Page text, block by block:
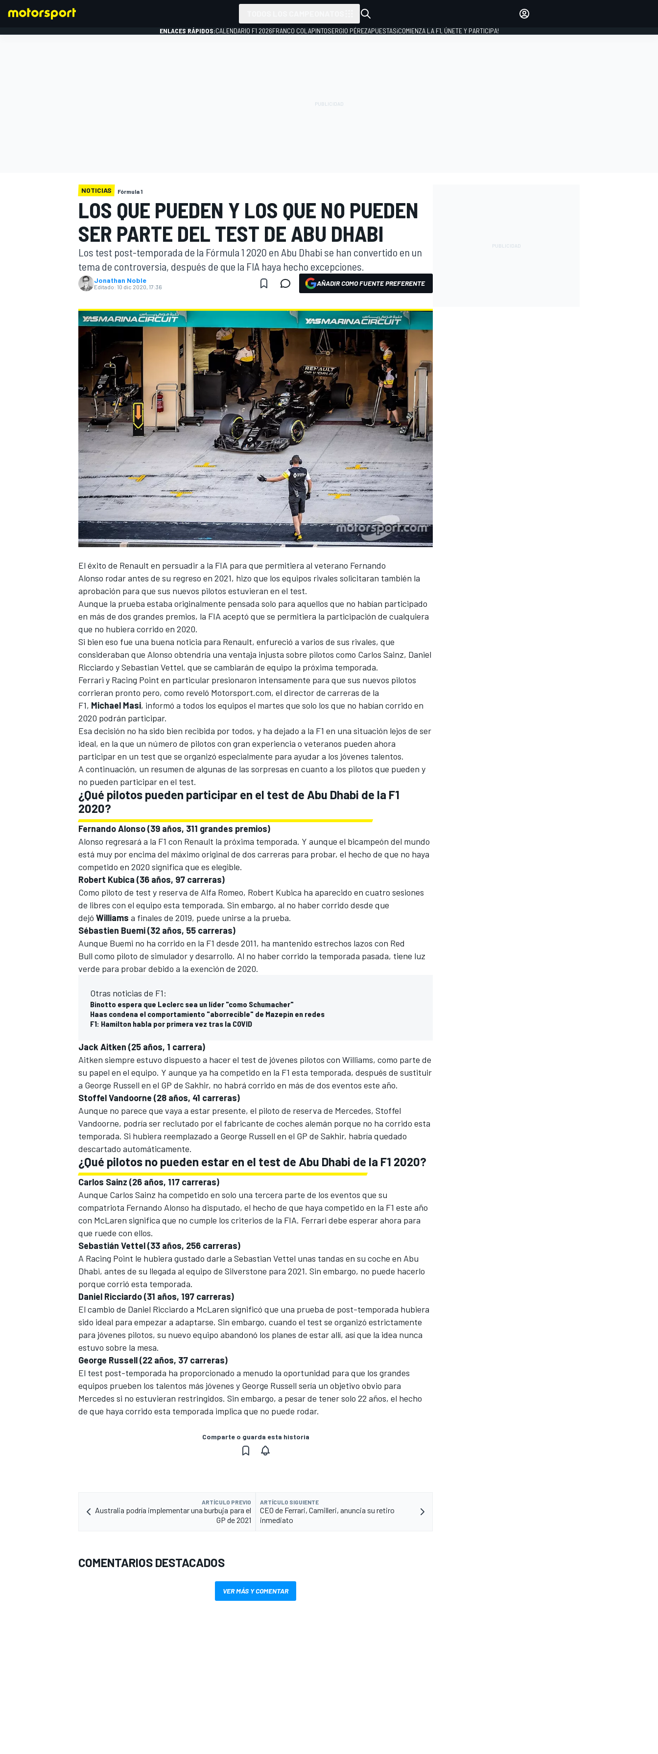
INDYCAR
MOTOGP
NASCAR CUP
FÓRMULA E
WRC
MÁS CATEGORÍAS
INICIAR SESIÓN
ENLACES RÁPIDOS:CALENDARIO F1 2026FRANCO COLAPINTOSERGIO PÉREZAPUESTAS¡COMIENZA LA F1, ÚNETE Y PARTICIPA!
NOTICIAS Fórmula 1
LOS QUE PUEDEN Y LOS QUE NO PUEDEN
SER PARTE DEL TEST DE ABU DHABI
Los test post-temporada de la Fórmula 1 2020 en Abu Dhabi se han convertido en un
tema de controversia, después de que la FIA haya hecho excepciones.
Jonathan Noble
Editado: 10 dic 2020, 17:36 AÑADIR COMO FUENTE PREFERENTE
El éxito de Renault en persuadir a la FIA para que permitiera al veterano Fernando
Alonso rodar antes de su regreso en 2021, hizo que los equipos rivales solicitaran también la
aprobación para que sus nuevos pilotos estuvieran en el test.
Aunque la prueba estaba originalmente pensada solo para aquellos que no habían participado
en más de dos grandes premios, la FIA aceptó que se permitiera la participación de cualquiera
que no hubiera corrido en 2020.
Si bien eso fue una buena noticia para Renault, enfureció a varios de sus rivales, que
consideraban que Alonso obtendría una ventaja injusta sobre pilotos como Carlos Sainz, Daniel
Ricciardo ySebastian Vettel, que se cambiarán de equipo la próxima temporada.
Ferrari y Racing Point en particular presionaron intensamente para que sus nuevos pilotos
corrieran pronto pero, como reveló Motorsport.com, el director de carreras de la
F1, Michael Masi, informó a todos los equipos el martes que solo los que no habían corrido en
2020 podrán participar.
Esa decisión no ha sido bien recibida por todos, y ha dejado a la F1 en una situación lejos de ser
ideal, en la que un número de pilotos con gran experiencia o veteranos pueden ahora
participar en un test que se organizó especialmente para ayudar a los jóvenes talentos.
A continuación, un resumen de algunas de las sorpresas en cuanto a los pilotos que pueden y
no pueden participar en el test.
¿Qué pilotos pueden participar en el test de Abu Dhabi de la F1
2020?
Fernando Alonso (39 años, 311 grandes premios)
Alonso regresará a la F1 con Renault la próxima temporada. Y aunque el bicampeón del mundo
está muy por encima del máximo original de dos carreras para probar, el hecho de que no haya
competido en 2020 significa que es elegible.
Robert Kubica (36 años, 97 carreras)
Como piloto de test y reserva de Alfa Romeo, Robert Kubica ha aparecido en cuatro sesiones
de libres con el equipo esta temporada. Sin embargo, al no haber corrido desde que
dejó Williams a finales de 2019, puede unirse a la prueba.
Sébastien Buemi (32 años, 55 carreras)
Aunque Buemi no ha corrido en la F1 desde 2011, ha mantenido estrechos lazos con Red
Bull como piloto de simulador y desarrollo. Al no haber corrido la temporada pasada, tiene luz
verde para probar debido a la exención de 2020.
Otras noticias de F1:
Binotto espera que Leclerc sea un líder "como Schumacher"
Haas condena el comportamiento "aborrecible" de Mazepin en redes
F1: Hamilton habla por primera vez tras la COVID
Jack Aitken (25 años, 1 carrera)
Aitken siempre estuvo dispuesto a hacer el test de jóvenes pilotos con Williams, como parte de
su papel en el equipo. Y aunque ya ha competido en la F1 esta temporada, después de sustituir
a George Russell en el GP de Sakhir, no habrá corrido en más de dos eventos este año.
Stoffel Vandoorne (28 años, 41 carreras)
Aunque no parece que vaya a estar presente, el piloto de reserva de Mercedes, Stoffel
Vandoorne, podría ser reclutado por el fabricante de coches alemán porque no ha corrido esta
temporada. Si hubiera reemplazado a George Russell en el GP de Sakhir, habría quedado
descartado automáticamente.
¿Qué pilotos no pueden estar en el test de Abu Dhabi de la F1 2020?
Carlos Sainz (26 años, 117 carreras)
Aunque Carlos Sainz ha competido en solo una tercera parte de los eventos que su
compatriota Fernando Alonso ha disputado, el hecho de que haya competido en la F1 este año
con McLaren significa que no cumple los criterios de la FIA. Ferrari debe esperar ahora para
que ruede con ellos.
Sebastián Vettel (33 años, 256 carreras)
A Racing Point le hubiera gustado darle a Sebastian Vettel unas tandas en su coche en Abu
Dhabi, antes de su llegada al equipo de Silverstone para 2021. Sin embargo, no puede hacerlo
porque corrió esta temporada.
Daniel Ricciardo (31 años, 197 carreras)
El cambio de Daniel Ricciardo a McLaren significó que una prueba de post-temporada hubiera
sido ideal para empezar a adaptarse. Sin embargo, cuando el test se organizó estrictamente
para jóvenes pilotos, su nuevo equipo abandonó los planes de estar allí, así que la idea nunca
estuvo sobre la mesa.
George Russell (22 años, 37 carreras)
El test post-temporada ha proporcionado a menudo la oportunidad para que los grandes
equipos prueben los talentos más jóvenes y George Russell sería un objetivo obvio para
Mercedes si no estuvieran restringidos. Sin embargo, a pesar de tener solo 22 años, el hecho
de que haya corrido esta temporada implica que no puede rodar.
Comparte o guarda esta historia
ARTÍCULO PREVIO
Australia podría implementar una burbuja para el
GP de 2021
ARTÍCULO SIGUIENTE
CEO de Ferrari, Camilleri, anuncia su retiro
inmediato
COMENTARIOS DESTACADOS
VER MÁS Y COMENTAR